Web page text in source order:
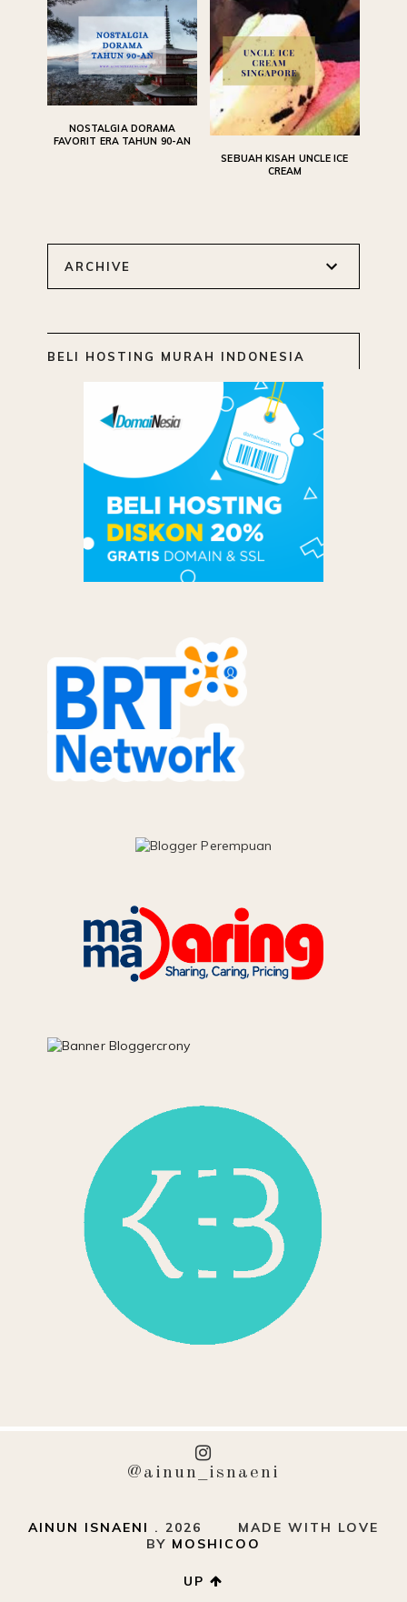
NOSTALGIA DORAMA
FAVORIT ERA TAHUN 90-AN
SEBUAH KISAH UNCLE ICE
CREAM
ARCHIVE
BELI HOSTING MURAH INDONESIA
@ainun_isnaeni
AINUN ISNAENI . 2026
MADE WITH LOVE
BY MOSHICOO
UP